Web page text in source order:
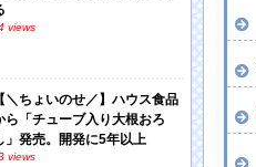
views
【＼ちょいのせ／】ハウス食品
ら「チューブ入り大根おろ
」発売。開発に5年以上
views